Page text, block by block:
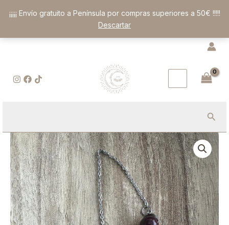
¡¡¡¡¡ Envío gratuito a Península por compras superiores a 50€ !!!!!
Descartar
Péndulo
de
Ágata
Bandeada
en
Punta:
Canalizador
de